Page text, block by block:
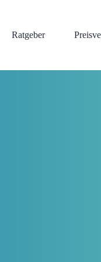
Ratgeber